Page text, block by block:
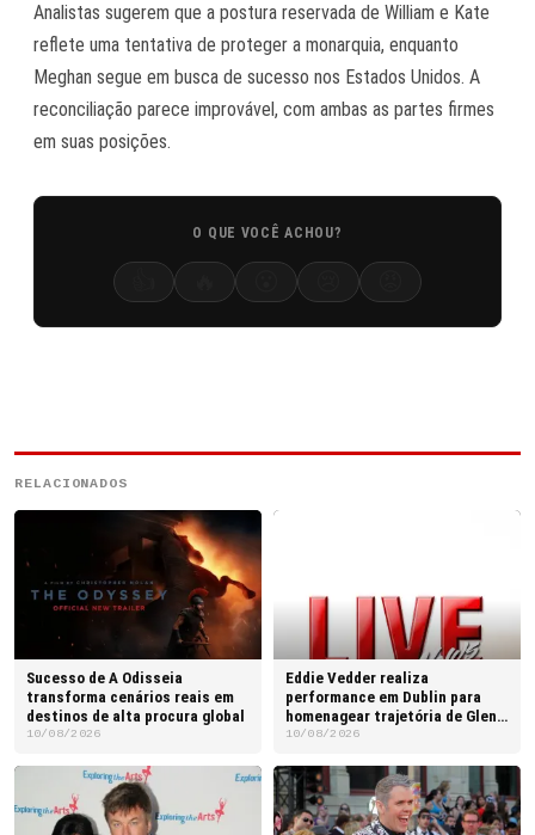
Analistas sugerem que a postura reservada de William e Kate
reflete uma tentativa de proteger a monarquia, enquanto
Meghan segue em busca de sucesso nos Estados Unidos. A
reconciliação parece improvável, com ambas as partes firmes
em suas posições.
O QUE VOCÊ ACHOU?
RELACIONADOS
Sucesso de A Odisseia
transforma cenários reais em
destinos de alta procura global
10/08/2026
Eddie Vedder realiza
performance em Dublin para
homenagear trajetória de Glen
Hansard
10/08/2026